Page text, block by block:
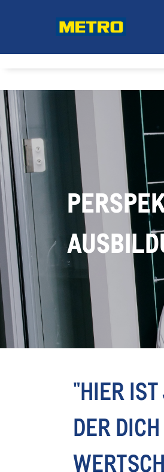
"HIER
DER DICH